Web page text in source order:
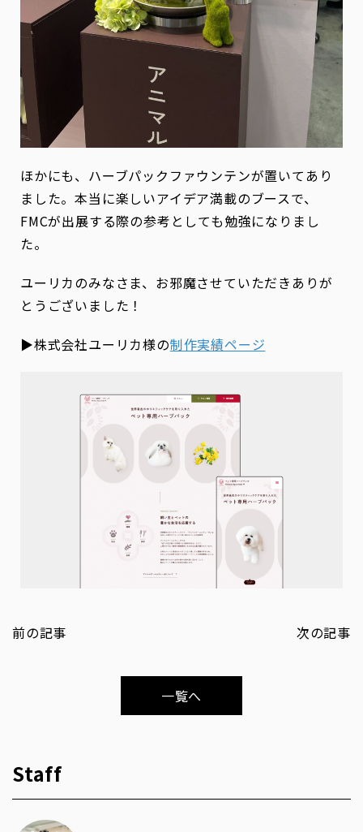
ほかにも、ハーブパックファウンテンが置いてあり
ました。本当に楽しいアイデア満載のブースで、
FMCが出展する際の参考としても勉強になりまし
た。
ユーリカのみなさま、お邪魔させていただきありが
とうございました！
▶株式会社ユーリカ様の制作実績ページ
前の記事 次の記事
一覧へ
Staff